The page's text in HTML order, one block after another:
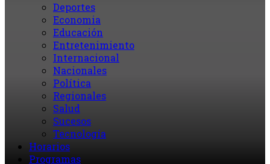
Deportes
Economia
Educación
Entretenimiento
Internacional
Nacionales
Política
Regionales
Salud
Sucesos
Tecnología
Horarios
Programas